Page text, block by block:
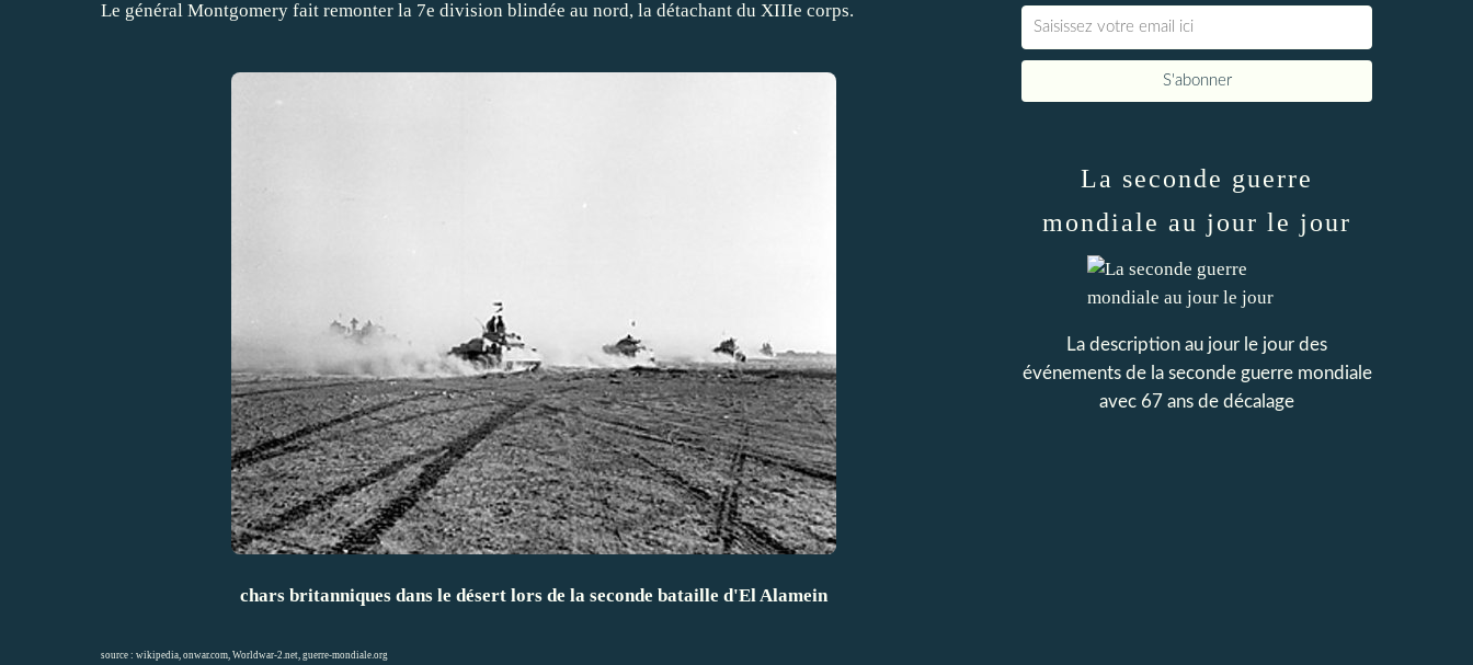
Le général Montgomery fait remonter la 7e division blindée au nord, la détachant du XIIIe corps.
chars britanniques dans le désert lors de la seconde bataille d'El Alamein
source : wikipedia onwar.com Worldwar-2.net guerre-mondiale.org
La seconde guerre
mondiale au jour le jour
La description au jour le jour des
événements de la seconde guerre mondiale
avec 67 ans de décalage